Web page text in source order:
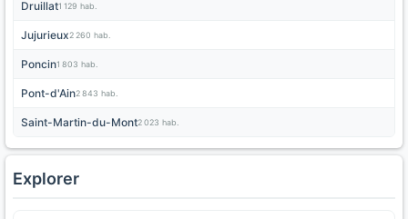
Druillat1 129 hab.
Jujurieux2 260 hab.
Poncin1 803 hab.
Pont-d'Ain2 843 hab.
Saint-Martin-du-Mont2 023 hab.
Explorer